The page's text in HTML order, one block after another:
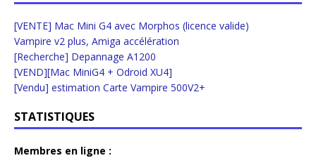
[VENTE] Mac Mini G4 avec Morphos (licence valide)
Vampire v2 plus, Amiga accélération
[Recherche] Depannage A1200
[VEND][Mac MiniG4 + Odroid XU4]
[Vendu] estimation Carte Vampire 500V2+
STATISTIQUES
Membres en ligne :